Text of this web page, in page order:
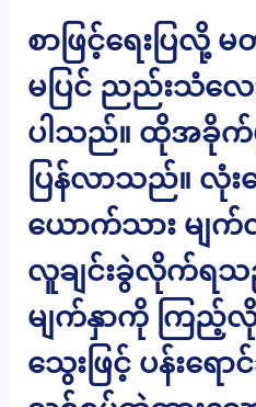
စာဖြင့်ရေးပြလို့
မပြင် ညည်းသံလေး
ပါသည်။ ထိုအခိုက်
ပြန်လာသည်။ လုံး
ယောက်သား မျက်လုံ
လူချင်းခွဲလိုက်ရ
မျက်နှာကို ကြည့်
သွေးဖြင့် ပန်းရေ